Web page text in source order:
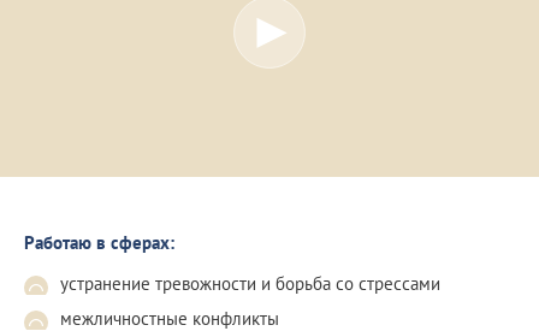
Работаю в сферах:
устранение тревожности и борьба со стрессами
межличностные конфликты